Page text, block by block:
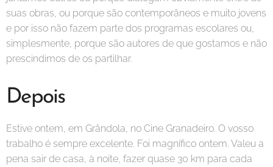
suas obras, ou porque são contemporâneos e muito jovens
e por isso não fazem parte dos programas escolares ou,
simplesmente, porque são autores de que gostamos e não
prescindimos de os partilhar.
Depois
Estive ontem, em Grândola, no Cine Granadeiro. O vosso
trabalho é sempre excelente. Foi magnífico ontem. Valeu a
pena sair de casa, à noite, fazer quase 30 km para cada